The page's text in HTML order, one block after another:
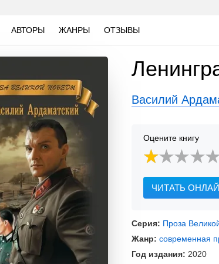
АВТОРЫ ЖАНРЫ ОТЗЫВЫ
Василий
Оцените книгу
ЧИТАТЬ
Серия: Проза
Жанр: современная
Год издания: 2020